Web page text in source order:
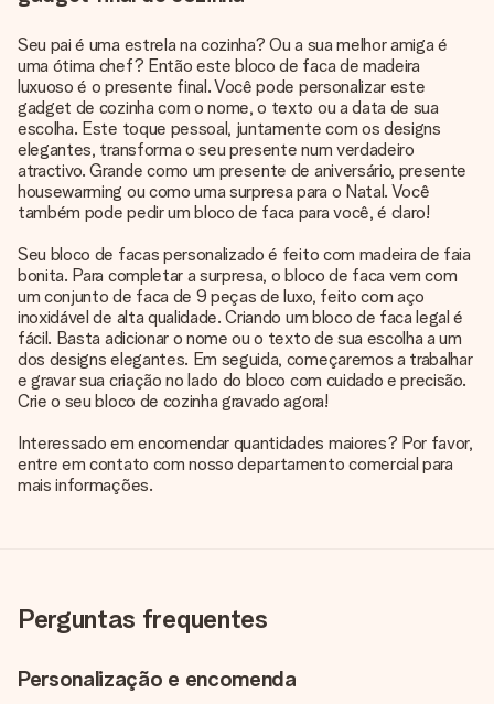
Seu pai é uma estrela na cozinha? Ou a sua melhor amiga é
uma ótima chef? Então este bloco de faca de madeira
luxuoso é o presente final. Você pode personalizar este
gadget de cozinha com o nome, o texto ou a data de sua
escolha. Este toque pessoal, juntamente com os designs
elegantes, transforma o seu presente num verdadeiro
atractivo. Grande como um presente de aniversário, presente
housewarming ou como uma surpresa para o Natal. Você
também pode pedir um bloco de faca para você, é claro!
Seu bloco de facas personalizado é feito com madeira de faia
bonita. Para completar a surpresa, o bloco de faca vem com
um conjunto de faca de 9 peças de luxo, feito com aço
inoxidável de alta qualidade. Criando um bloco de faca legal é
fácil. Basta adicionar o nome ou o texto de sua escolha a um
dos designs elegantes. Em seguida, começaremos a trabalhar
e gravar sua criação no lado do bloco com cuidado e precisão.
Crie o seu bloco de cozinha gravado agora!
Interessado em encomendar quantidades maiores? Por favor,
entre em contato com nosso departamento comercial para
mais informações.
Perguntas frequentes
Personalização e encomenda